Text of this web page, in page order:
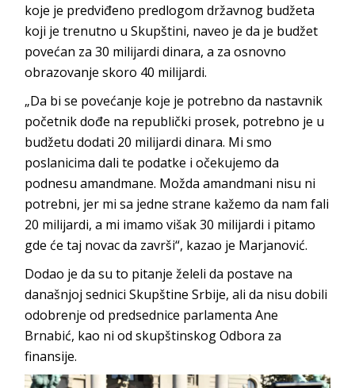
koje je predviđeno predlogom državnog budžeta
koji je trenutno u Skupštini, naveo je da je budžet
povećan za 30 milijardi dinara, a za osnovno
obrazovanje skoro 40 milijardi.
„Da bi se povećanje koje je potrebno da nastavnik
početnik dođe na republički prosek, potrebno je u
budžetu dodati 20 milijardi dinara. Mi smo
poslanicima dali te podatke i očekujemo da
podnesu amandmane. Možda amandmani nisu ni
potrebni, jer mi sa jedne strane kažemo da nam fali
20 milijardi, a mi imamo višak 30 milijardi i pitamo
gde će taj novac da završi“, kazao je Marjanović.
Dodao je da su to pitanje želeli da postave na
današnjoj sednici Skupštine Srbije, ali da nisu dobili
odobrenje od predsednice parlamenta Ane
Brnabić, kao ni od skupštinskog Odbora za
finansije.